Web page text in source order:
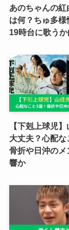
あのちゃんの紅
は何？ちゅ多様
19時台に歌う
【下剋上球児
大丈夫？心配な
骨折や日沖のメ
響か